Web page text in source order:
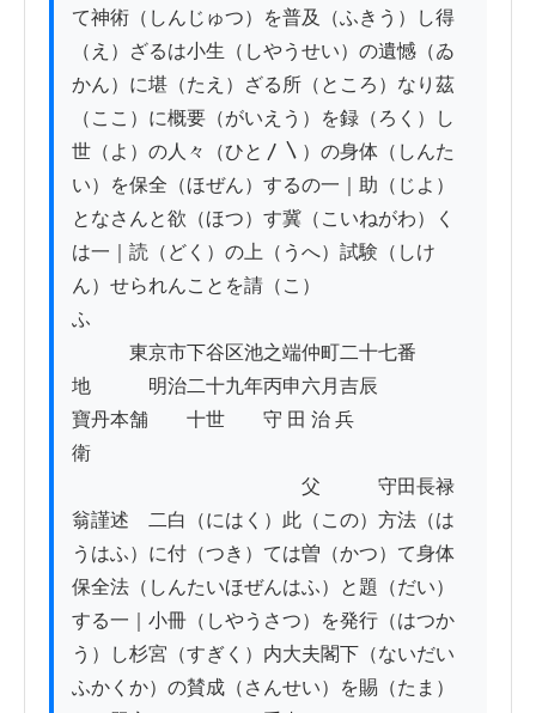
て神術（しんじゅつ）を普及（ふきう）し得
（え）ざるは小生（しやうせい）の遺憾（ゐ
かん）に堪（たえ）ざる所（ところ）なり茲
（ここ）に概要（がいえう）を録（ろく）し
世（よ）の人々（ひと〳〵）の身体（しんた
い）を保全（ほぜん）するの一｜助（じよ）
となさんと欲（ほつ）す冀（こいねがわ）く
は一｜読（どく）の上（うへ）試験（しけ
ん）せられんことを請（こ）
ふ
東京市下谷区池之端仲町二十七番
地　　　明治二十九年丙申六月吉辰
寶丹本舗　　十世　　守 田 治 兵
衛
父　　　守田長禄
翁謹述　二白（にはく）此（この）方法（は
うはふ）に付（つき）ては曽（かつ）て身体
保全法（しんたいほぜんはふ）と題（だい）
する一｜小冊（しやうさつ）を発行（はつか
う）し杉宮（すぎく）内大夫閣下（ないだい
ふかくか）の賛成（さんせい）を賜（たま）